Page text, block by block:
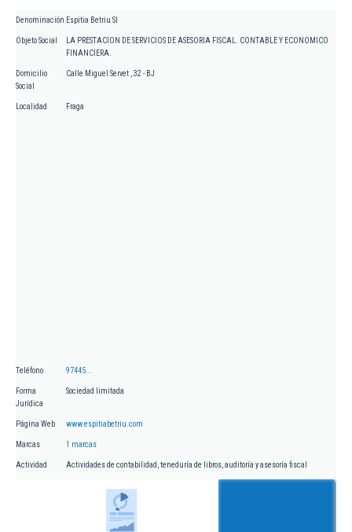
Denominación Espitia Betriu Sl
Objeto Social
LA PRESTACION DE SERVICIOS DE ASESORIA FISCAL. CONTABLE Y ECONOMICO
FINANCIERA.
Domicilio
Social
Calle Miguel Servet , 32 - BJ
Localidad Fraga
Teléfono 97445...
Forma
Jurídica
Sociedad limitada
Página Web www.espitiabetriu.com
Marcas 1 marcas
Actividad Actividades de contabilidad, teneduría de libros, auditoría y asesoría fiscal